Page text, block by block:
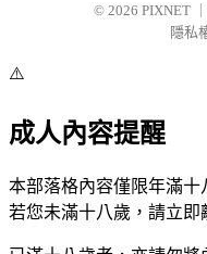
© 2026 PIXNET
隱私
⚠️
成人內容提醒
本部落格內容僅限年滿十
若您未滿十八歲，請立即